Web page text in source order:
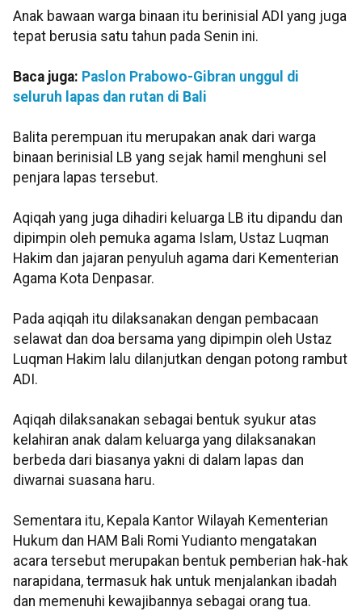
Anak bawaan warga binaan itu berinisial ADI yang juga
tepat berusia satu tahun pada Senin ini.
Baca juga: Paslon Prabowo-Gibran unggul di
seluruh lapas dan rutan di Bali
Balita perempuan itu merupakan anak dari warga
binaan berinisial LB yang sejak hamil menghuni sel
penjara lapas tersebut.
Aqiqah yang juga dihadiri keluarga LB itu dipandu dan
dipimpin oleh pemuka agama Islam, Ustaz Luqman
Hakim dan jajaran penyuluh agama dari Kementerian
Agama Kota Denpasar.
Pada aqiqah itu dilaksanakan dengan pembacaan
selawat dan doa bersama yang dipimpin oleh Ustaz
Luqman Hakim lalu dilanjutkan dengan potong rambut
ADI.
Aqiqah dilaksanakan sebagai bentuk syukur atas
kelahiran anak dalam keluarga yang dilaksanakan
berbeda dari biasanya yakni di dalam lapas dan
diwarnai suasana haru.
Sementara itu, Kepala Kantor Wilayah Kementerian
Hukum dan HAM Bali Romi Yudianto mengatakan
acara tersebut merupakan bentuk pemberian hak-hak
narapidana, termasuk hak untuk menjalankan ibadah
dan memenuhi kewajibannya sebagai orang tua.